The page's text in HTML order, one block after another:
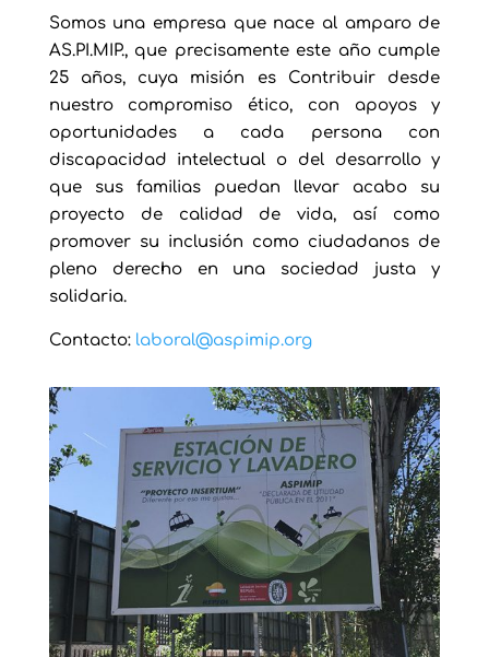
Somos una empresa que nace al amparo de
AS.PI.MIP., que precisamente este año cumple
25 años, cuya misión es Contribuir desde
nuestro compromiso ético, con apoyos y
oportunidades a cada persona con
discapacidad intelectual o del desarrollo y
que sus familias puedan llevar acabo su
proyecto de calidad de vida, así como
promover su inclusión como ciudadanos de
pleno derecho en una sociedad justa y
solidaria.
Contacto: laboral@aspimip.org